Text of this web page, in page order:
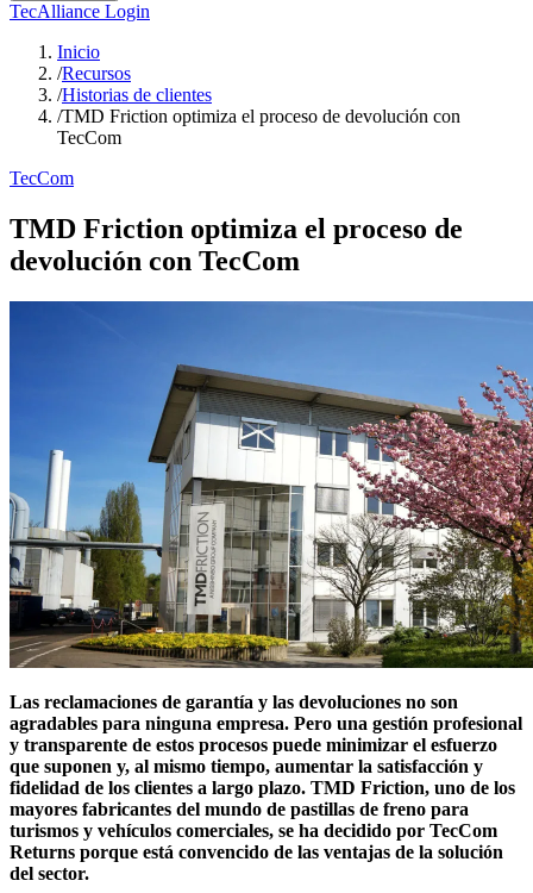
TecAlliance Login
Inicio
/Recursos
/Historias de clientes
/TMD Friction optimiza el proceso de devolución con
TecCom
TecCom
TMD Friction optimiza el proceso de
devolución con TecCom
Las reclamaciones de garantía y las devoluciones no son
agradables para ninguna empresa. Pero una gestión profesional
y transparente de estos procesos puede minimizar el esfuerzo
que suponen y, al mismo tiempo, aumentar la satisfacción y
fidelidad de los clientes a largo plazo. TMD Friction, uno de los
mayores fabricantes del mundo de pastillas de freno para
turismos y vehículos comerciales, se ha decidido por TecCom
Returns porque está convencido de las ventajas de la solución
del sector.